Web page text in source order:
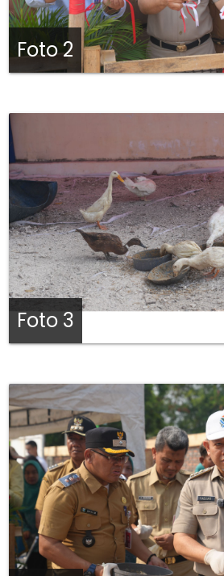
Foto 2
Foto 3